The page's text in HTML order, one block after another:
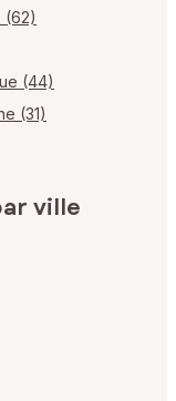
(62)
(44)
(31)
ville